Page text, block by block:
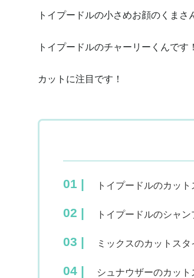
トイプードルの小さめお顔のくま
トイプードルのチャーリーくんです！
カットに注目です！
トイプードルのカッ
トイプードルのシャ
ミックスのカットスタ
シュナウザーのカット